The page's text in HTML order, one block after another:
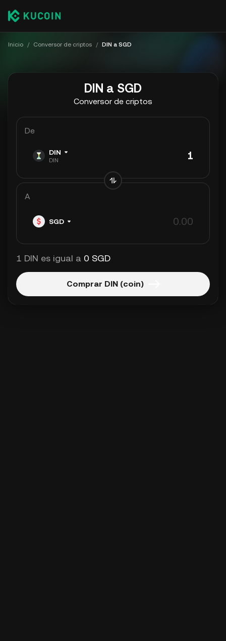
Inicio / Conversor de criptos / DIN a SGD
DIN a SGD
Conversor de criptos
De
DIN
DIN
A
SGD
1 DIN es igual a 0 SGD
Comprar DIN (coin)